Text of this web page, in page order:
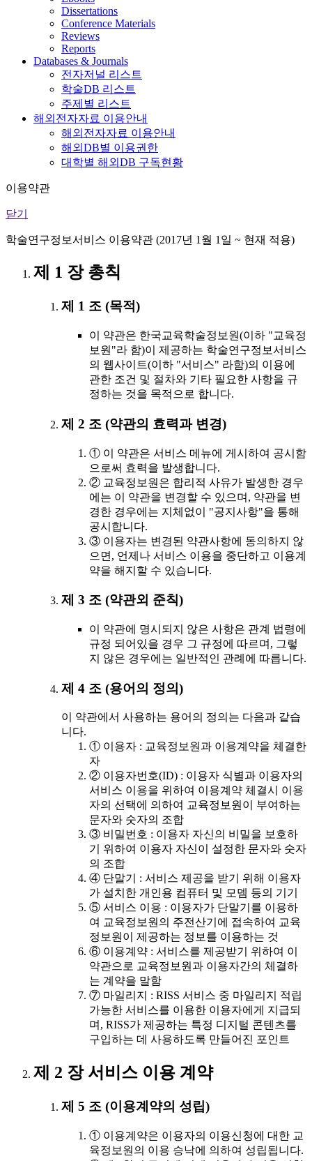
Dissertations
Conference Materials
Reviews
Reports
Databases & Journals
전자저널 리스트
학술DB 리스트
주제별 리스트
해외전자자료 이용안내
해외전자자료 이용안내
해외DB별 이용권한
대학별 해외DB 구독현황
이용약관
닫기
학술연구정보서비스 이용약관 (2017년 1월 1일 ~ 현재 적용)
제 1 장 총칙
제 1 조 (목적)
이 약관은 한국교육학술정보원(이하 "교육정
보원"라 함)이 제공하는 학술연구정보서비스
의 웹사이트(이하 "서비스" 라함)의 이용에
관한 조건 및 절차와 기타 필요한 사항을 규
정하는 것을 목적으로 합니다.
제 2 조 (약관의 효력과 변경)
① 이 약관은 서비스 메뉴에 게시하여 공시함
으로써 효력을 발생합니다.
② 교육정보원은 합리적 사유가 발생한 경우
에는 이 약관을 변경할 수 있으며, 약관을 변
경한 경우에는 지체없이 "공지사항"을 통해
공시합니다.
③ 이용자는 변경된 약관사항에 동의하지 않
으면, 언제나 서비스 이용을 중단하고 이용계
약을 해지할 수 있습니다.
제 3 조 (약관외 준칙)
이 약관에 명시되지 않은 사항은 관계 법령에
규정 되어있을 경우 그 규정에 따르며, 그렇
지 않은 경우에는 일반적인 관례에 따릅니다.
제 4 조 (용어의 정의)
이 약관에서 사용하는 용어의 정의는 다음과 같습
니다.
① 이용자 : 교육정보원과 이용계약을 체결한
자
② 이용자번호(ID) : 이용자 식별과 이용자의
서비스 이용을 위하여 이용계약 체결시 이용
자의 선택에 의하여 교육정보원이 부여하는
문자와 숫자의 조합
③ 비밀번호 : 이용자 자신의 비밀을 보호하
기 위하여 이용자 자신이 설정한 문자와 숫자
의 조합
④ 단말기 : 서비스 제공을 받기 위해 이용자
가 설치한 개인용 컴퓨터 및 모뎀 등의 기기
⑤ 서비스 이용 : 이용자가 단말기를 이용하
여 교육정보원의 주전산기에 접속하여 교육
정보원이 제공하는 정보를 이용하는 것
⑥ 이용계약 : 서비스를 제공받기 위하여 이
약관으로 교육정보원과 이용자간의 체결하
는 계약을 말함
⑦ 마일리지 : RISS 서비스 중 마일리지 적립
가능한 서비스를 이용한 이용자에게 지급되
며, RISS가 제공하는 특정 디지털 콘텐츠를
구입하는 데 사용하도록 만들어진 포인트
제 2 장 서비스 이용 계약
제 5 조 (이용계약의 성립)
① 이용계약은 이용자의 이용신청에 대한 교
육정보원의 이용 승낙에 의하여 성립됩니다.